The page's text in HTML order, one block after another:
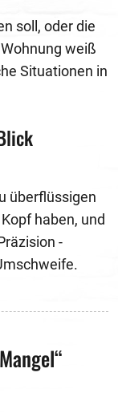
soll, oder die
weiß
Situationen in
überflüssigen
haben, und
-